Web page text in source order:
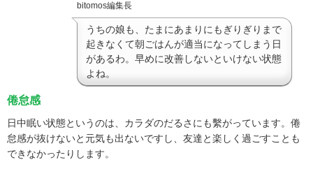
bitomos編集長
うちの娘も、たまにあまりにもぎりぎりまで
起きなくて朝ごはんが適当になってしまう日
があるわ。早めに改善しないといけない状態
よね。
倦怠感
日中眠い状態というのは、カラダのだるさにも繫がっています。倦
怠感が抜けないと元気も出ないですし、友達と楽しく過ごすことも
できなかったりします。